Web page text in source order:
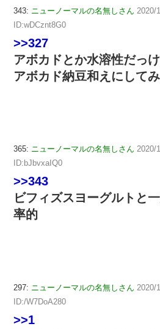
343: ニューノーマルの名無しさん 2020/
ID:wDCznt8G0
>>327
アボカドとか水溶性だっけ
アボカド納豆和えにして
365: ニューノーマルの名無しさん 2020/
ID:bJbvxaIQ0
>>343
ビフィズスヨーグルトと
率的
297: ニューノーマルの名無しさん 2020/
ID:/W7DoA280
>>1